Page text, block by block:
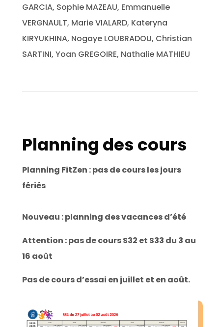
GARCIA, Sophie MAZEAU, Emmanuelle
VERGNAULT, Marie VIALARD, Kateryna
KIRYUKHINA, Nogaye LOUBRADOU, Christian
SARTINI, Yoan GREGOIRE, Nathalie MATHIEU
Planning des cours
Planning FitZen : pas de cours les jours
fériés
Nouveau : planning des vacances d’été
Attention : pas de cours S32 et S33 du 3 au
16 août
Pas de cours d’essai en juillet et en août.